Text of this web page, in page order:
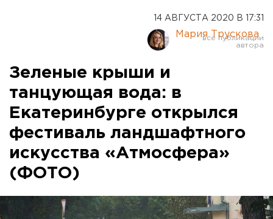
14 АВГУСТА 2020 В 17:31
Мария Трускова
Зеленые крыши и
танцующая вода: в
Екатеринбурге открылся
фестиваль ландшафтного
искусства «Атмосфера»
(ФОТО)